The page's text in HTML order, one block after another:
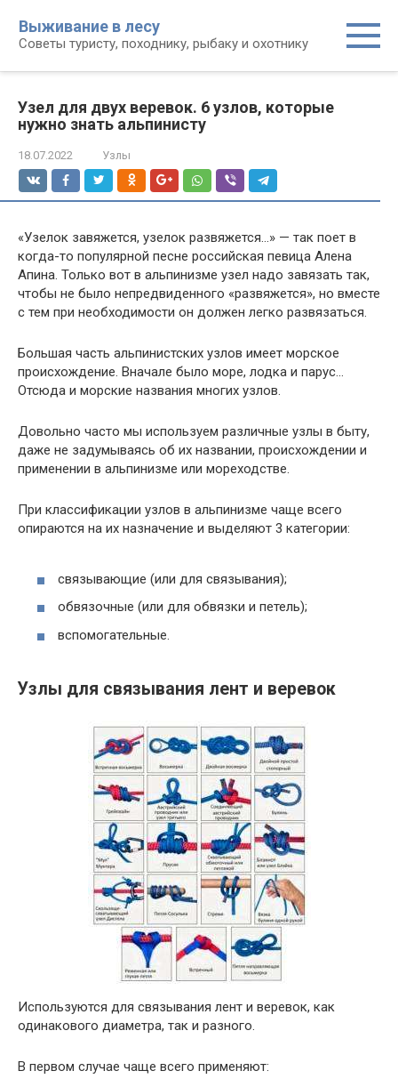
контенту
Выживание в лесу
Советы туристу, походнику, рыбаку и охотнику
Узел для двух веревок. 6 узлов, которые
нужно знать альпинисту
18.07.2022 Узлы
«Узелок завяжется, узелок развяжется…» — так поет в
когда-то популярной песне российская певица Алена
Апина. Только вот в альпинизме узел надо завязать так,
чтобы не было непредвиденного «развяжется», но вместе
с тем при необходимости он должен легко развязаться.
Большая часть альпинистских узлов имеет морское
происхождение. Вначале было море, лодка и парус…
Отсюда и морские названия многих узлов.
Довольно часто мы используем различные узлы в быту,
даже не задумываясь об их названии, происхождении и
применении в альпинизме или мореходстве.
При классификации узлов в альпинизме чаще всего
опираются на их назначение и выделяют 3 категории:
связывающие (или для связывания);
обвязочные (или для обвязки и петель);
вспомогательные.
Узлы для связывания лент и веревок
Используются для связывания лент и веревок, как
одинакового диаметра, так и разного.
В первом случае чаще всего применяют: